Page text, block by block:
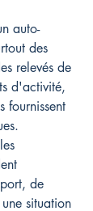
auto-
des
relevés de
d'activité,
fournissent
de
situation